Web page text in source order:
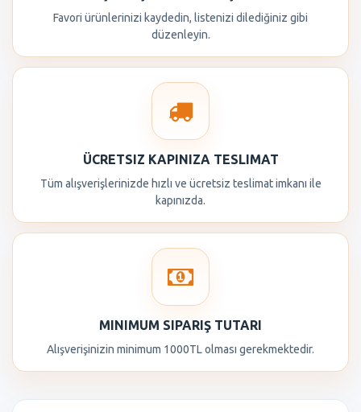
Favori ürünlerinizi kaydedin, listenizi dilediğiniz gibi
düzenleyin.
ÜCRETSIZ KAPINIZA TESLIMAT
Tüm alışverişlerinizde hızlı ve ücretsiz teslimat imkanı ile
kapınızda.
MINIMUM SIPARIŞ TUTARI
Alışverişinizin minimum 1000TL olması gerekmektedir.